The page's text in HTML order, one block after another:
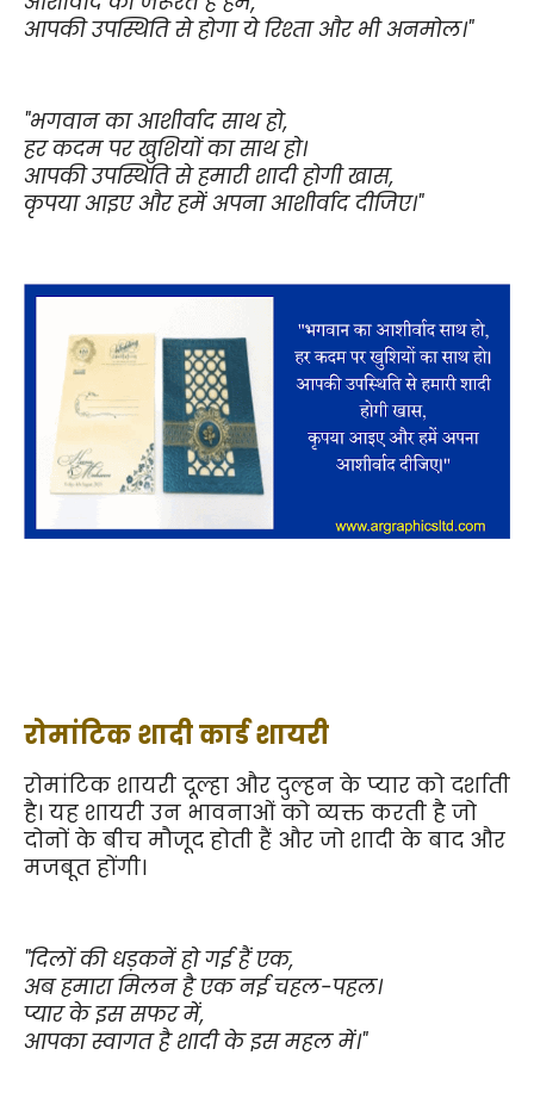
आपकी उपस्थिति से होगा ये रिश्ता और भी अनमोल।"
"भगवान का आशीर्वाद साथ हो,
हर कदम पर खुशियों का साथ हो।
आपकी उपस्थिति से हमारी शादी होगी खास,
कृपया आइए और हमें अपना आशीर्वाद दीजिए।"
रोमांटिक शादी कार्ड शायरी
रोमांटिक शायरी दूल्हा और दुल्हन के प्यार को दर्शाती
है। यह शायरी उन भावनाओं को व्यक्त करती है जो
दोनों के बीच मौजूद होती हैं और जो शादी के बाद और
मजबूत होंगी।
"दिलों की धड़कनें हो गई हैं एक,
अब हमारा मिलन है एक नई चहल-पहल।
प्यार के इस सफर में,
आपका स्वागत है शादी के इस महल में।"